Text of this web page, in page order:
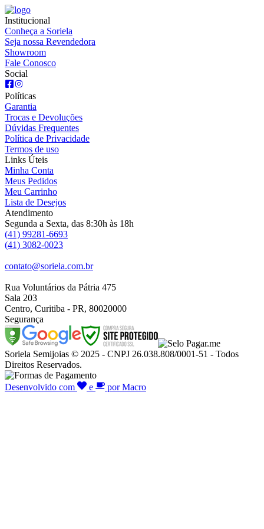
Institucional
Conheça a Soriela
Seja nossa Revendedora
Showroom
Fale Conosco
Social
Políticas
Garantia
Trocas e Devoluções
Dúvidas Frequentes
Política de Privacidade
Termos de uso
Links Úteis
Minha Conta
Meus Pedidos
Meu Carrinho
Lista de Desejos
Atendimento
Segunda a Sexta, das 8:30h às 18h
(41) 99281-6693
(41) 3082-0023
contato@soriela.com.br
Rua Voluntários da Pátria 475
Sala 203
Centro, Curitiba - PR, 80020000
Segurança
Soriela Semijoias © 2025 - CNPJ 26.038.808/0001-51 - Todos
Direitos Reservados.
Desenvolvido com e por Macro